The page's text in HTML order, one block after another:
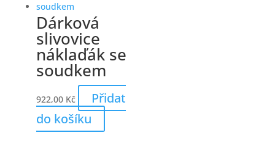
Dárková
slivovice
náklaďák se
soudkem
922,00 Kč
Přidat
do košíku